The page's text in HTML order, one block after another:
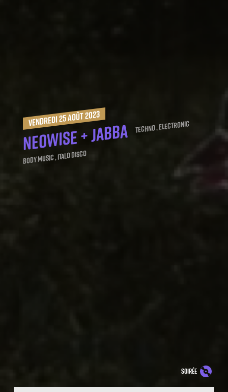
vendredi 25 août 2023
Neowise + Jabba Techno , Electronic
Body Music , Italo Disco
soirée